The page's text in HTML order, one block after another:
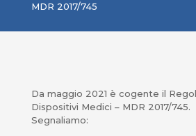
MDR 2017/745
Da maggio 2021 è cogente il
Dispositivi Medici – MDR 2017/745.
Segnaliamo: